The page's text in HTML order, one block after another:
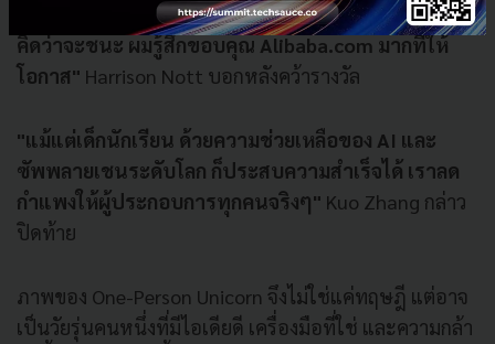
"ผมพูดไม่ออกเลย ผมทำงานหนักมากเพื่อมาถึงจุดนี้ ไม่
คิดว่าจะชนะ ผมรู้สึกขอบคุณ Alibaba.com มากที่ให้
โอกาส" Harrison Nott บอกหลังคว้ารางวัล
"แม้แต่เด็กนักเรียน ด้วยความช่วยเหลือของ AI และ
ซัพพลายเชนระดับโลก ก็ประสบความสำเร็จได้ เราลด
กำแพงให้ผู้ประกอบการทุกคนจริงๆ" Kuo Zhang กล่าว
ปิดท้าย
ภาพของ One-Person Unicorn จึงไม่ใช่แค่ทฤษฎี แต่อาจ
เป็นวัยรุ่นคนหนึ่งที่มีไอเดียดี เครื่องมือที่ใช่ และความกล้า